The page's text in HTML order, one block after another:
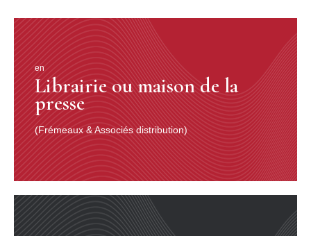
en
Librairie ou maison de la
presse
(Frémeaux & Associés distribution)